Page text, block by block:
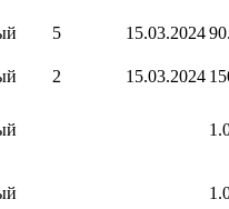
5 15.03.2024
2 15.03.2024